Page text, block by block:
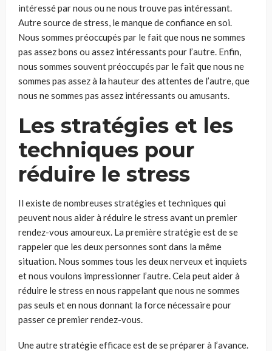
intéressé par nous ou ne nous trouve pas intéressant.
Autre source de stress, le manque de confiance en soi.
Nous sommes préoccupés par le fait que nous ne sommes
pas assez bons ou assez intéressants pour l’autre. Enfin,
nous sommes souvent préoccupés par le fait que nous ne
sommes pas assez à la hauteur des attentes de l’autre, que
nous ne sommes pas assez intéressants ou amusants.
Les stratégies et les
techniques pour
réduire le stress
Il existe de nombreuses stratégies et techniques qui
peuvent nous aider à réduire le stress avant un premier
rendez-vous amoureux. La première stratégie est de se
rappeler que les deux personnes sont dans la même
situation. Nous sommes tous les deux nerveux et inquiets
et nous voulons impressionner l’autre. Cela peut aider à
réduire le stress en nous rappelant que nous ne sommes
pas seuls et en nous donnant la force nécessaire pour
passer ce premier rendez-vous.
Une autre stratégie efficace est de se préparer à l’avance.